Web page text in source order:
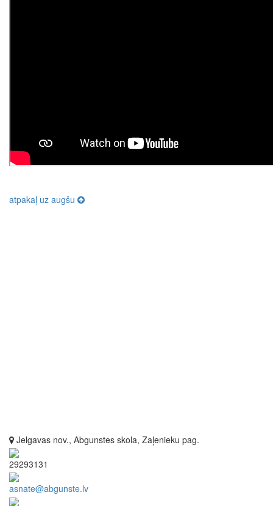
atpakaļ uz augšu
Jelgavas nov., Abgunstes skola, Zaļenieku pag.
29293131
asnate@abgunste.lv